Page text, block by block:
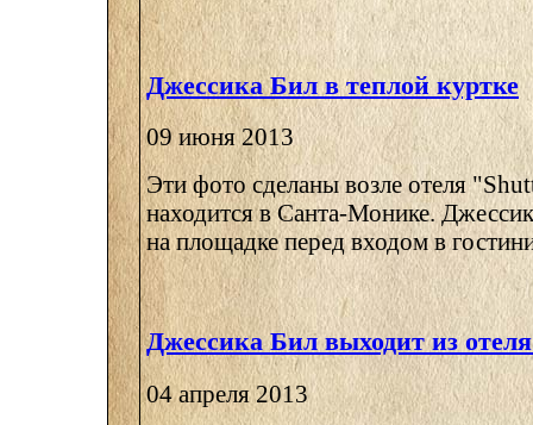
Джессика Бил в теплой куртке
09 июня 2013
Эти фото сделаны возле отеля
находится в Санта-Монике.
на площадке перед входом в
Джессика Бил выходит из
04 апреля 2013